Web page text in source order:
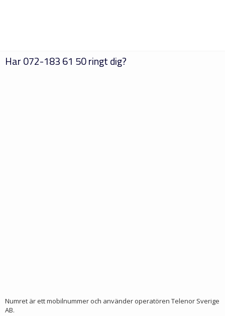
Har072-183 61 50ringt dig?
Numret är ett mobilnummer och använder operatören Telenor Sverige
AB.